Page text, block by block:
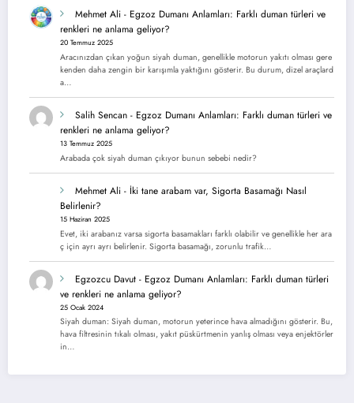
Mehmet Ali - Egzoz Dumanı Anlamları: Farklı duman türleri ve
renkleri ne anlama geliyor?
20 Temmuz 2025
Aracınızdan çıkan yoğun siyah duman, genellikle motorun yakıtı olması gere
kenden daha zengin bir karışımla yaktığını gösterir. Bu durum, dizel araçlard
a…
Salih Sencan - Egzoz Dumanı Anlamları: Farklı duman türleri ve
renkleri ne anlama geliyor?
13 Temmuz 2025
Arabada çok siyah duman çıkıyor bunun sebebi nedir?
Mehmet Ali - İki tane arabam var, Sigorta Basamağı Nasıl
Belirlenir?
15 Haziran 2025
Evet, iki arabanız varsa sigorta basamakları farklı olabilir ve genellikle her ara
ç için ayrı ayrı belirlenir. Sigorta basamağı, zorunlu trafik…
Egzozcu Davut - Egzoz Dumanı Anlamları: Farklı duman türleri
ve renkleri ne anlama geliyor?
25 Ocak 2024
Siyah duman: Siyah duman, motorun yeterince hava almadığını gösterir. Bu,
hava filtresinin tıkalı olması, yakıt püskürtmenin yanlış olması veya enjektörler
in…